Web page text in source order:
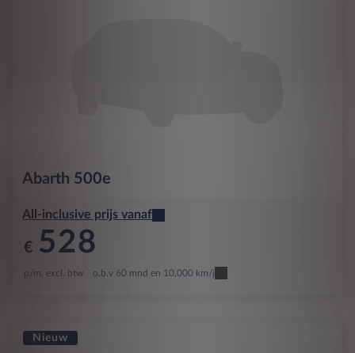
Abarth 500e
All-inclusive prijs vanaf
€ 528
p/m. excl. btw o.b.v 60 mnd en 10,000 km/j
Nieuw